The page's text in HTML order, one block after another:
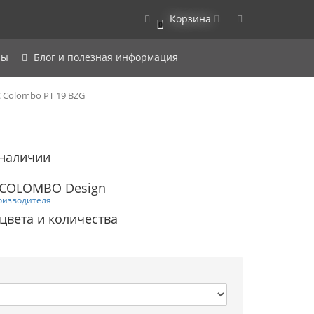
0 Корзина
Блог и полезная информация
PT 19 BZG
Design
и количества